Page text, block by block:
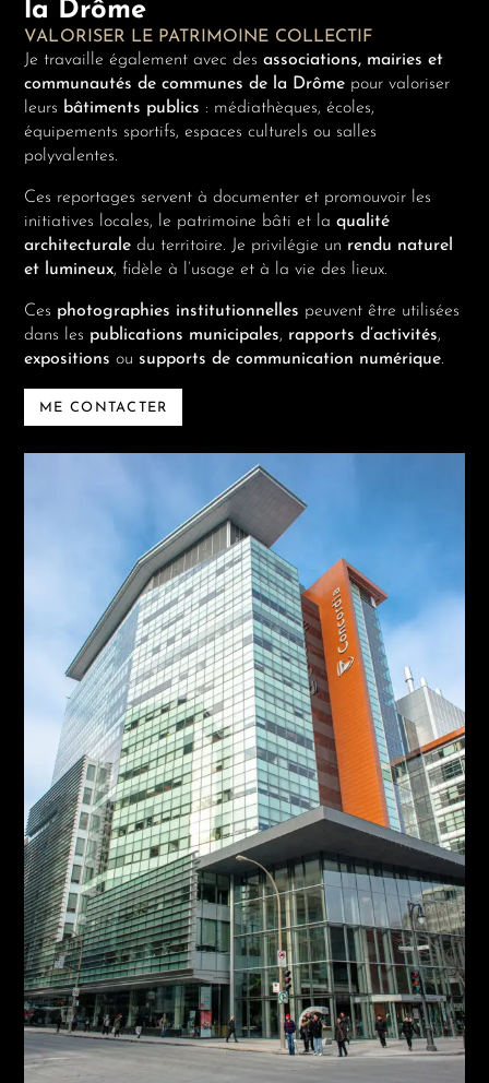
la Drôme
VALORISER LE PATRIMOINE COLLECTIF
Je travaille également avec desassociations, mairies et
communautés de communes de la Drôme pour valoriser
leurs bâtiments publics : médiathèques, écoles,
équipements sportifs, espaces culturels ou salles
polyvalentes.
Ces reportages servent à documenter et promouvoir les
initiatives locales, le patrimoine bâti et laqualité
architecturale du territoire. Je privilégie un rendu naturel
et lumineux, fidèle à l’usage et à la vie des lieux.
Ces photographies institutionnelles peuvent être utilisées
dans les publications municipales, rapports d’activités,
expositions ou supports de communication numérique.
ME CONTACTER